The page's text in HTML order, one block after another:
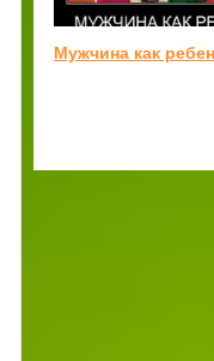
Мужчина как